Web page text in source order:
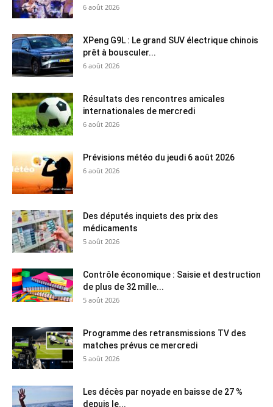
6 août 2026
XPeng G9L : Le grand SUV électrique chinois
prêt à bousculer...
6 août 2026
Résultats des rencontres amicales
internationales de mercredi
6 août 2026
Prévisions météo du jeudi 6 août 2026
6 août 2026
Des députés inquiets des prix des
médicaments
5 août 2026
Contrôle économique : Saisie et destruction
de plus de 32 mille...
5 août 2026
Programme des retransmissions TV des
matches prévus ce mercredi
5 août 2026
Les décès par noyade en baisse de 27 %
depuis le...